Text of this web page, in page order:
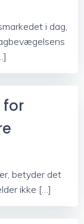
i dag,
for
betyder det
ikke […]